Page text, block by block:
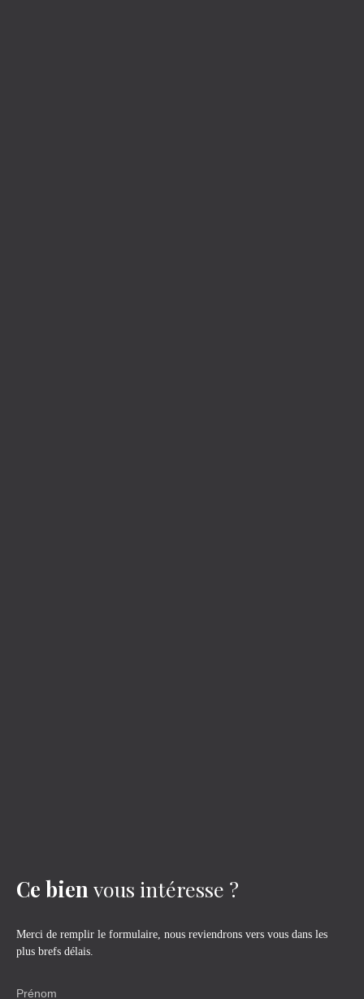
Ce bien vous intéresse ?
Merci de remplir le formulaire, nous reviendrons vers vous dans les
plus brefs délais.
Prénom